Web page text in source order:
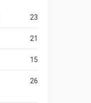
23
21
15
26